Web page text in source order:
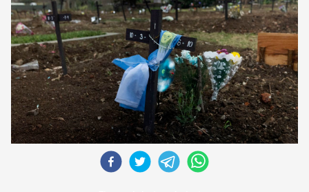
CORREO DE LECTORES
DEBATE
ARCHIVO
DECLARACIONES
OPINIÓN
ALTAMIRA RESPONDE
Política Obrera Revista
CONTACTO